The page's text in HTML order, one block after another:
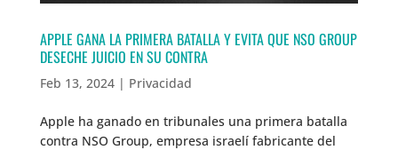
APPLE GANA LA PRIMERA BATALLA Y EVITA QUE NSO GROUP
DESECHE JUICIO EN SU CONTRA
Feb 13, 2024| Privacidad
Apple ha ganado en tribunales una primera batalla
contra NSO Group, empresa israelí fabricante del